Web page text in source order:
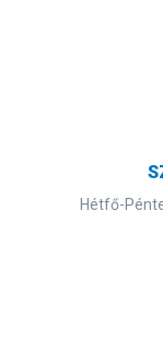
Hétfő-